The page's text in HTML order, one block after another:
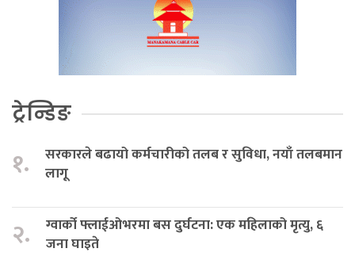
ट्रेन्डिङ
१.
सरकारले बढायो कर्मचारीको तलब र सुविधा, नयाँ तलबमान
लागू
२.
ग्वार्को फ्लाईओभरमा बस दुर्घटना: एक महिलाको मृत्यु, ६
जना घाइते